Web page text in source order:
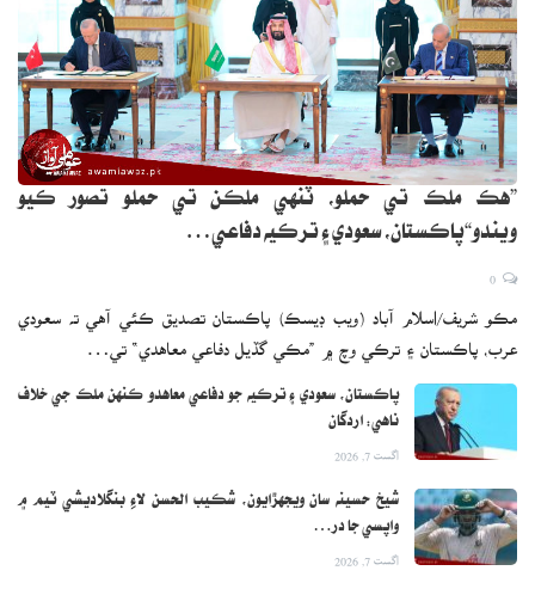
”هڪ ملڪ تي حملو، ٽنهي ملڪن تي حملو تصور ڪيو
ويندو“پاڪستان، سعودي ۽ ترڪيه دفاعي…
مڪو شريف/اسلام آباد (ويب ڊيسڪ) پاڪستان تصديق ڪئي آهي ته سعودي
عرب، پاڪستان ۽ ترڪي وچ ۾ ”مڪي گڏيل دفاعي معاهدي“ تي…
پاڪستان، سعودي ۽ ترڪيه جو دفاعي معاهدو ڪنهن ملڪ جي خلاف
ناهي: اردگان
اگست 7, 2026
شيخ حسينه سان ويجهڙايون، شڪيب الحسن لاءِ بنگلاديشي ٽيم ۾
واپسي جا در…
اگست 7, 2026